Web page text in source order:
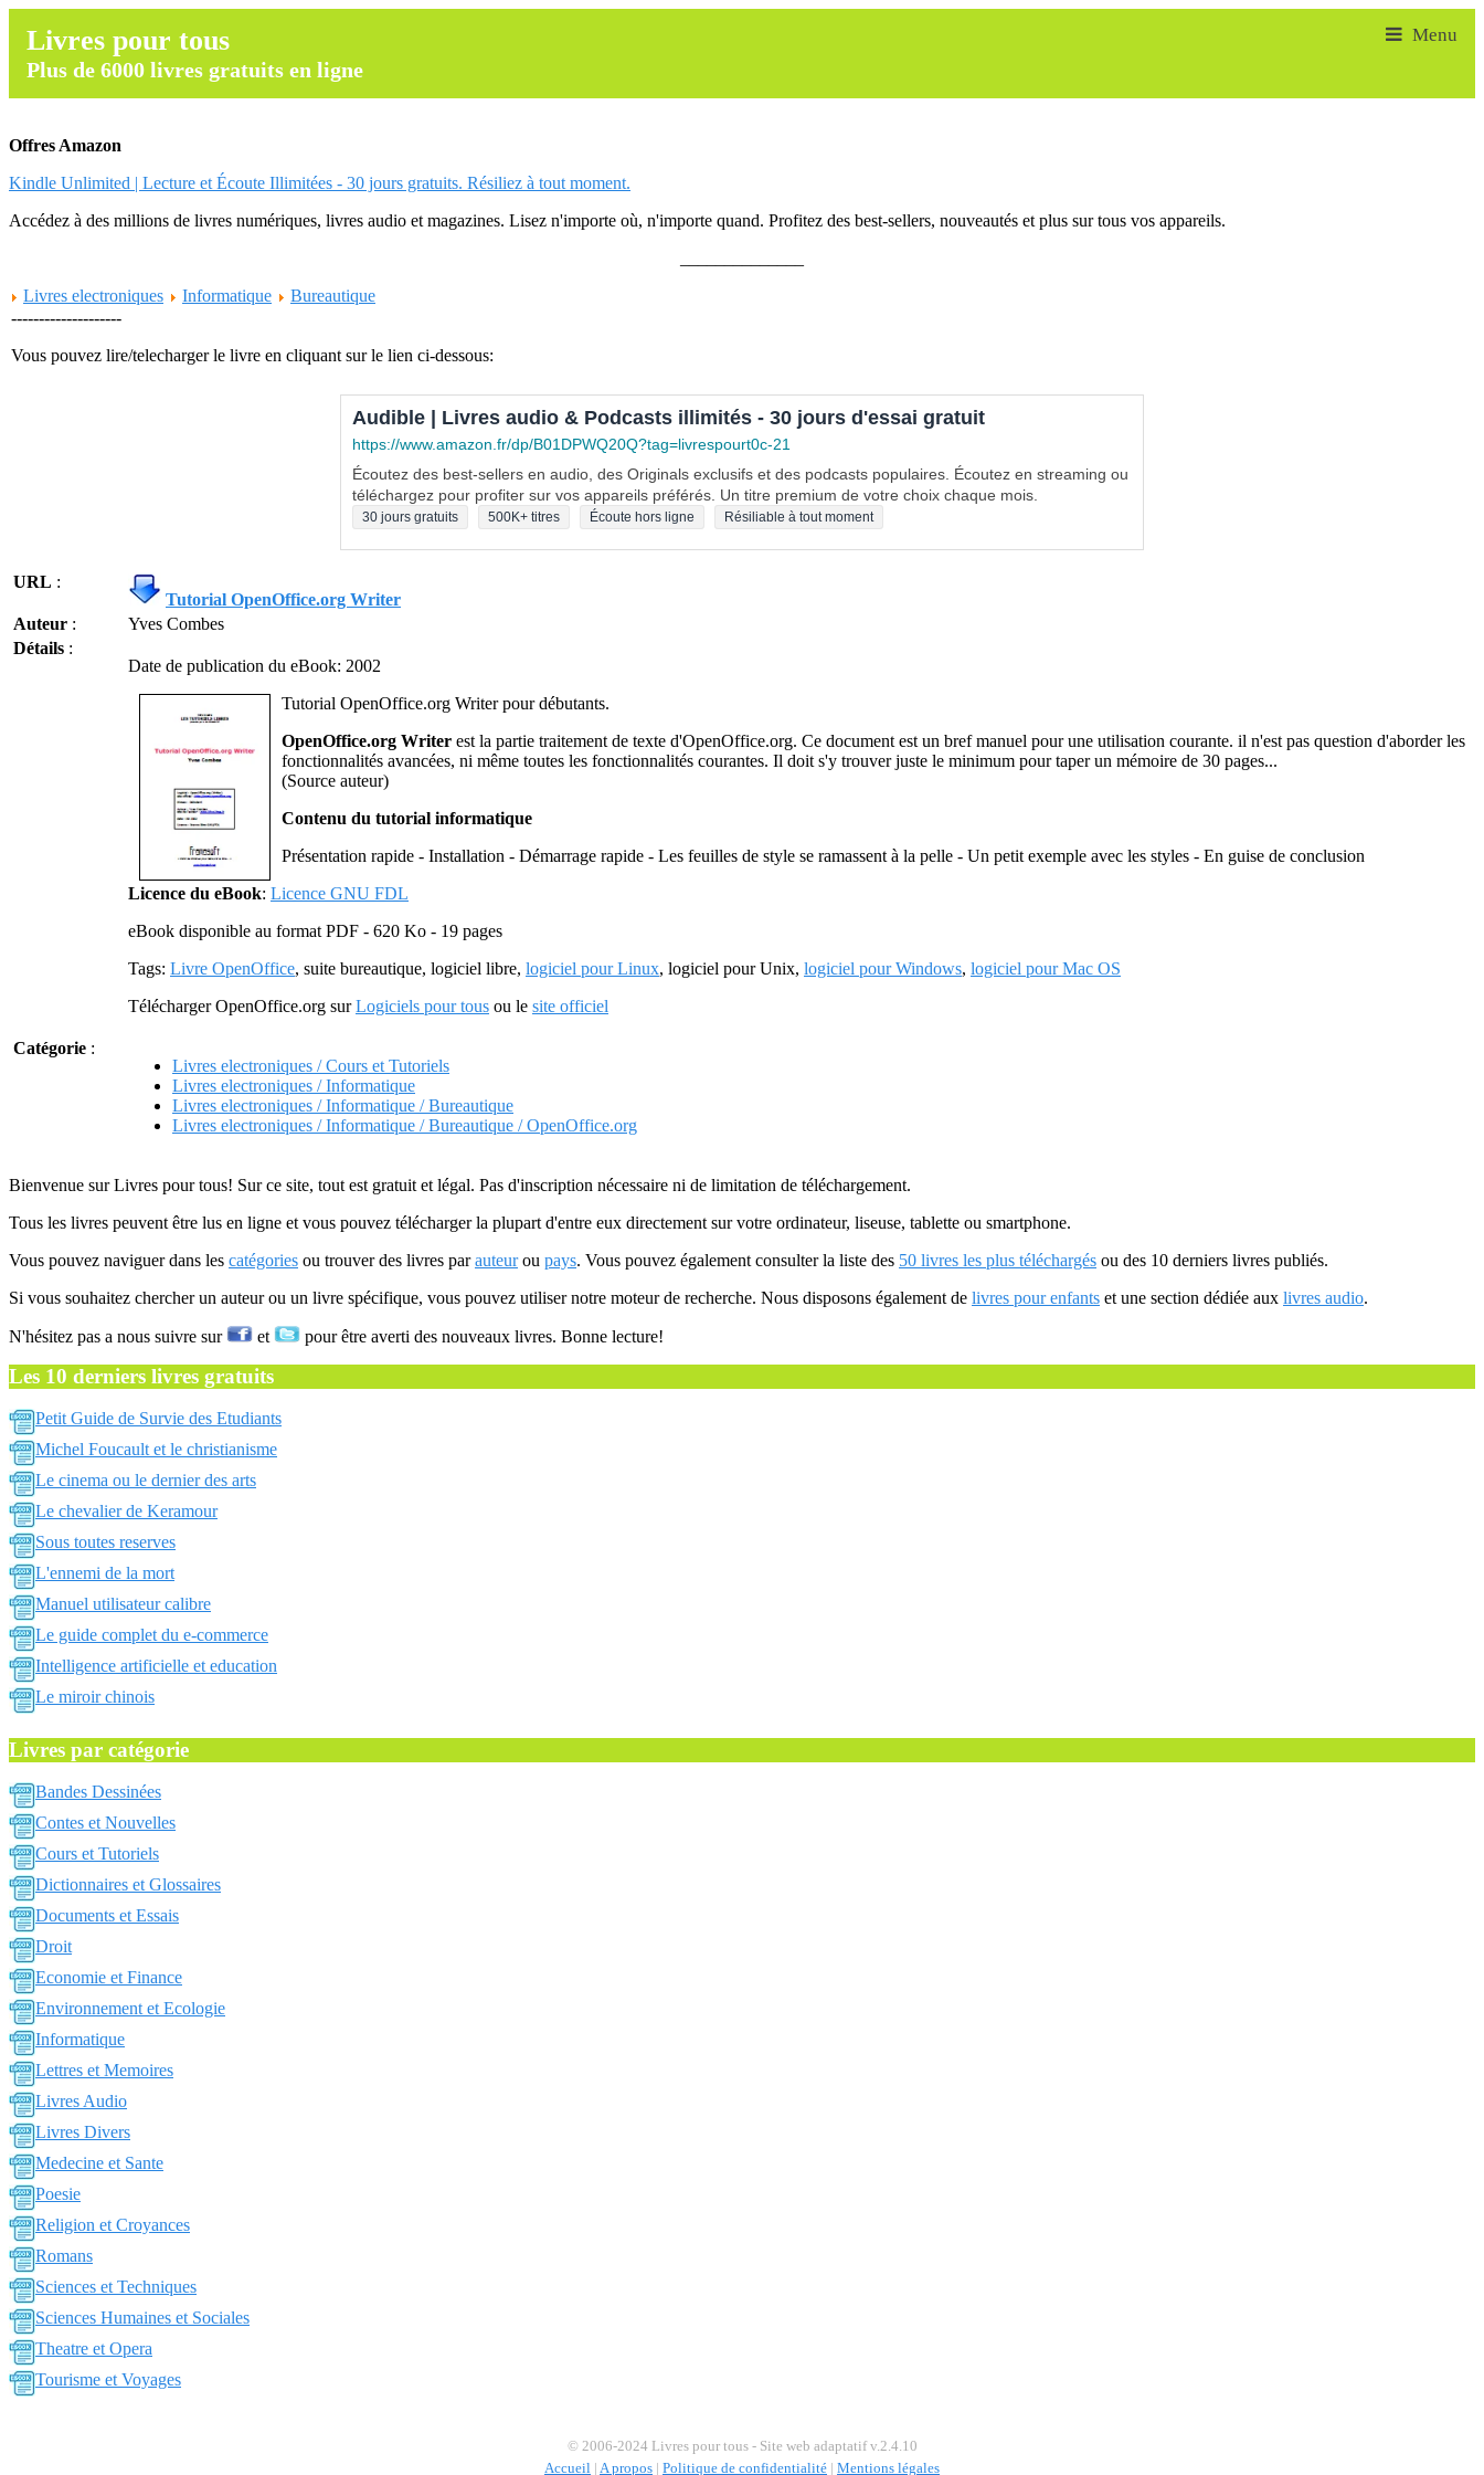
Livres pour tous
Plus de 6000 livres gratuits en ligne
Offres Amazon
Kindle Unlimited | Lecture et Écoute Illimitées - 30 jours gratuits. Résiliez à tout moment.
Accédez à des millions de livres numériques, livres audio et magazines. Lisez n'importe où, n'importe quand. Profitez des best-sellers, nouveautés et plus sur tous vos appareils.
Livres electroniques
Informatique
Bureautique
--------------------
Vous pouvez lire/telecharger le livre en cliquant sur le lien ci-dessous:
Audible | Livres audio & Podcasts illimités - 30 jours d'essai gratuit
https://www.amazon.fr/dp/B01DPWQ20Q?tag=livrespourt0c-21
Écoutez des best-sellers en audio, des Originals exclusifs et des podcasts populaires. Écoutez en streaming ou
téléchargez pour profiter sur vos appareils préférés. Un titre premium de votre choix chaque mois.
30 jours gratuits 500K+ titres Écoute hors ligne Résiliable à tout moment
URL :
Tutorial OpenOffice.org Writer
Auteur :
Yves Combes
Détails :
Date de publication du eBook: 2002
Tutorial OpenOffice.org Writer pour débutants.
OpenOffice.org Writer est la partie traitement de texte d'OpenOffice.org. Ce document est un bref manuel pour une utilisation courante. il n'est pas question d'aborder les
fonctionnalités avancées, ni même toutes les fonctionnalités courantes. Il doit s'y trouver juste le minimum pour taper un mémoire de 30 pages...
(Source auteur)
Contenu du tutorial informatique
Présentation rapide - Installation - Démarrage rapide - Les feuilles de style se ramassent à la pelle - Un petit exemple avec les styles - En guise de conclusion
Licence du eBook: Licence GNU FDL
eBook disponible au format PDF - 620 Ko - 19 pages
Tags: Livre OpenOffice, suite bureautique, logiciel libre, logiciel pour Linux, logiciel pour Unix, logiciel pour Windows, logiciel pour Mac OS
Télécharger OpenOffice.org surLogiciels pour tous ou le site officiel
Catégorie :
Livres electroniques / Cours et Tutoriels
Livres electroniques / Informatique
Livres electroniques / Informatique / Bureautique
Livres electroniques / Informatique / Bureautique / OpenOffice.org
Bienvenue sur Livres pour tous! Sur ce site, tout est gratuit et légal. Pas d'inscription nécessaire ni de limitation de téléchargement.
Tous les livres peuvent être lus en ligne et vous pouvez télécharger la plupart d'entre eux directement sur votre ordinateur, liseuse, tablette ou smartphone.
Vous pouvez naviguer dans les catégories ou trouver des livres parauteurou pays. Vous pouvez également consulter la liste des 50 livres les plus téléchargés ou des 10 derniers livres publiés.
Si vous souhaitez chercher un auteur ou un livre spécifique, vous pouvez utiliser notre moteur de recherche. Nous disposons également de livres pour enfants et une section dédiée aux livres audio.
N'hésitez pas a nous suivre sur et pour être averti des nouveaux livres. Bonne lecture!
Les 10 derniers livres gratuits
Petit Guide de Survie des Etudiants
Michel Foucault et le christianisme
Le cinema ou le dernier des arts
Le chevalier de Keramour
Sous toutes reserves
L'ennemi de la mort
Manuel utilisateur calibre
Le guide complet du e-commerce
Intelligence artificielle et education
Le miroir chinois
Livres par catégorie
Bandes Dessinées
Contes et Nouvelles
Cours et Tutoriels
Dictionnaires et Glossaires
Documents et Essais
Droit
Economie et Finance
Environnement et Ecologie
Informatique
Lettres et Memoires
Livres Audio
Livres Divers
Medecine et Sante
Poesie
Religion et Croyances
Romans
Sciences et Techniques
Sciences Humaines et Sociales
Theatre et Opera
Tourisme et Voyages
© 2006-2024 Livres pour tous - Site web adaptatif v.2.4.10
Accueil A propos Politique de confidentialité Mentions légales